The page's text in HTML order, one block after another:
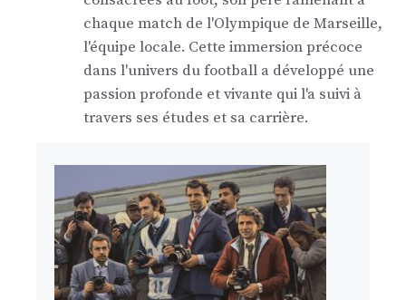
chaque match de l'Olympique de Marseille,
l'équipe locale. Cette immersion précoce
dans l'univers du football a développé une
passion profonde et vivante qui l'a suivi à
travers ses études et sa carrière.